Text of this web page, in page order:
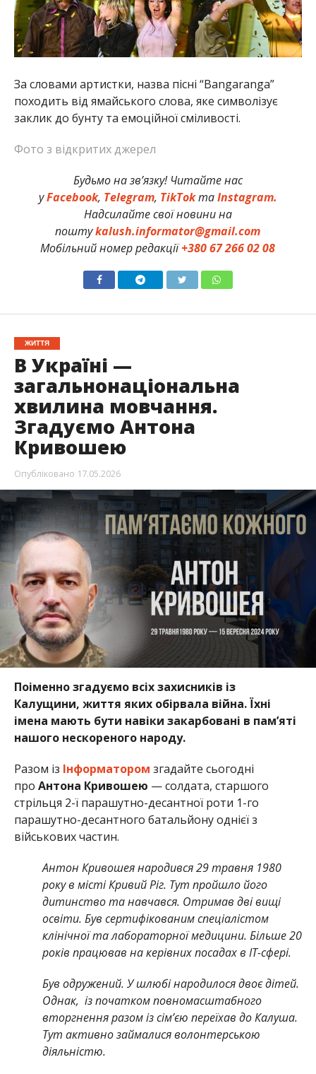
За словами артистки, назва пісні “Bangaranga”
походить від ямайського слова, яке символізує
заклик до бунту та емоційної сміливості.
Фото з відкритих джерел
Будьмо на зв’язку! Читайте нас
уFacebook, Telegram, TikTokтаInstagram.
Надсилайте свої новини на
поштуkalush.informator@gmail.com
Мобільний номер редакції+380 67 266 02 08
ЖИТТЯ
В Україні —
загальнонаціональна
хвилина мовчання.
Згадуємо Антона
Кривошею
Опубліковано 17.05.2026
Поіменно згадуємо всіх захисників із
Калущини, життя яких обірвала війна. Їхні
імена мають бути навіки закарбовані в пам’яті
нашого нескореного народу.
Разом із Інформатором згадайте сьогодні
про Антона Кривошею — солдата, старшого
стрільця 2-ї парашутно-десантної роти 1-го
парашутно-десантного батальйону однієї з
військових частин.
Антон Кривошея народився 29 травня 1980
року в місті Кривий Ріг. Тут пройшло його
дитинство та навчався. Отримав дві вищі
освіти. Був сертифікованим спеціалістом
клінічної та лабораторної медицини. Більше 20
років працював на керівних посадах в IT-сфері.
Був одружений. У шлюбі народилося двоє дітей.
Однак, із початком повномасштабного
вторгнення разом із сім’єю переїхав до Калуша.
Тут активно займалися волонтерською
діяльністю.